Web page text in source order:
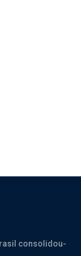
consolidou-